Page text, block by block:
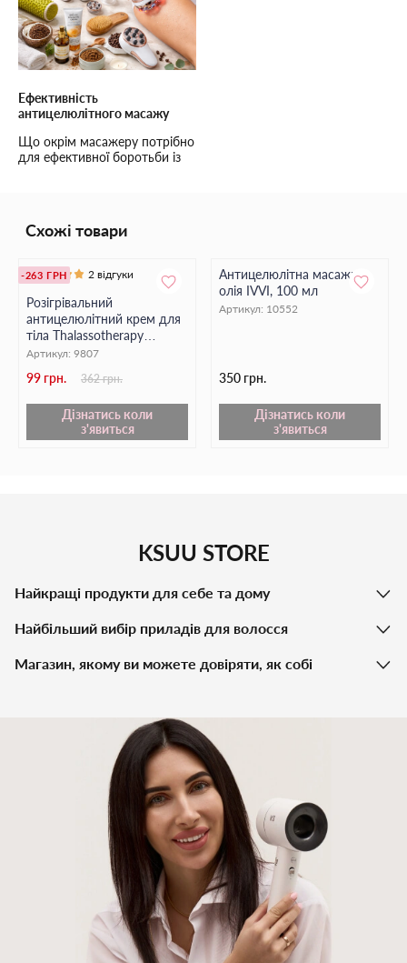
Ефективність
антицелюлітного масажу
Що окрім масажеру потрібно
для ефективної боротьби із
Схожі товари
-263 ГРН 2 відгуки
Розігрівальний
антицелюлітний крем для
тіла Thalassotherapy
HOLLYSKIN, 250 мл
Артикул: 9807
99 грн. 362 грн.
Дізнатись коли
з'явиться
Антицелюлітна масажна
олія IVVI, 100 мл
Артикул: 10552
350 грн.
Дізнатись коли
з'явиться
KSUU STORE
Найкращі продукти для себе та дому
Найбільший вибір приладів для волосся
Магазин, якому ви можете довіряти, як собі